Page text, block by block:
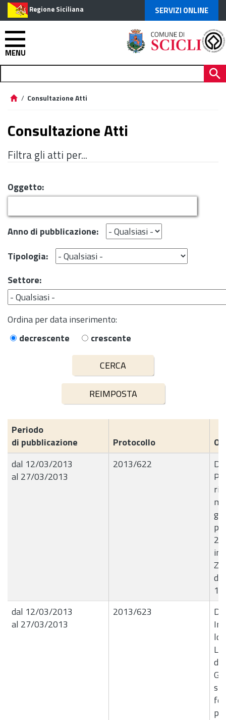
Regione Siciliana SERVIZI ONLINE
MENU
/ Consultazione Atti
Consultazione Atti
Filtra gli atti per...
Oggetto:
Anno di pubblicazione:
Tipologia:
Settore:
Ordina per data inserimento:
decrescente
crescente
Periodo
di pubblicazione
Protocollo
dal 12/03/2013
al 27/03/2013
2013/622
gli
dal 12/03/2013
al 27/03/2013
2013/623